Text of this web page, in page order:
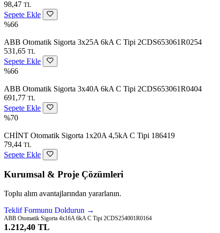
98,47 TL
Sepete Ekle
%66
ABB Otomatik Sigorta 3x25A 6kA C Tipi 2CDS653061R0254
531,65 TL
Sepete Ekle
%66
ABB Otomatik Sigorta 3x40A 6kA C Tipi 2CDS653061R0404
691,77 TL
Sepete Ekle
%70
CHİNT Otomatik Sigorta 1x20A 4,5kA C Tipi 186419
79,44 TL
Sepete Ekle
Kurumsal & Proje Çözümleri
Toplu alım avantajlarından yararlanın.
Teklif Formunu Doldurun →
ABB Otomatik Sigorta 4x16A 6kA C Tipi 2CDS254001R0164
1.212,40 TL